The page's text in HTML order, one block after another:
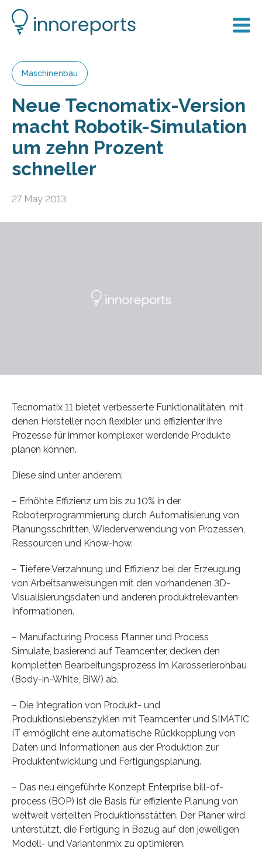
Maschinenbau
Neue Tecnomatix-Version
macht Robotik-Simulation
um zehn Prozent
schneller
27 May 2013
Tecnomatix 11 bietet verbesserte Funktionalitäten, mit
denen Hersteller noch flexibler und effizienter ihre
Prozesse für immer komplexer werdende Produkte
planen können.
Diese sind unter anderem:
– Erhöhte Effizienz um bis zu 10% in der
Roboterprogrammierung durch Automatisierung von
Planungsschritten, Wiederverwendung von Prozessen,
Ressourcen und Know-how.
– Tiefere Verzahnung und Effizienz bei der Erzeugung
von Arbeitsanweisungen mit den vorhandenen 3D-
Visualisierungsdaten und anderen produktrelevanten
Informationen.
– Manufacturing Process Planner und Process
Simulate, basierend auf Teamcenter, decken den
kompletten Bearbeitungsprozess im Karosserierohbau
(Body-in-White, BiW) ab.
– Die Integration von Produkt- und
Produktionslebenszyklen mit Teamcenter und SIMATIC
IT ermöglicht eine automatische Rückkopplung von
Daten und Informationen aus der Produktion zur
Produktentwicklung und Fertigungsplanung.
– Das neu eingeführte Konzept Enterprise bill-of-
process (BOP) ist die Basis für effiziente Planung von
weltweit verteilten Produktionsstätten. Der Planer wird
unterstützt, die Fertigung in Bezug auf den jeweiligen
Modell- und Variantenmix zu optimieren.